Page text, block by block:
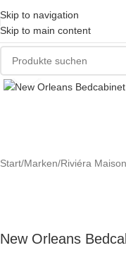
Skip to navigation
Skip to main content
Start/Marken/Riviéra Maison
New Orleans